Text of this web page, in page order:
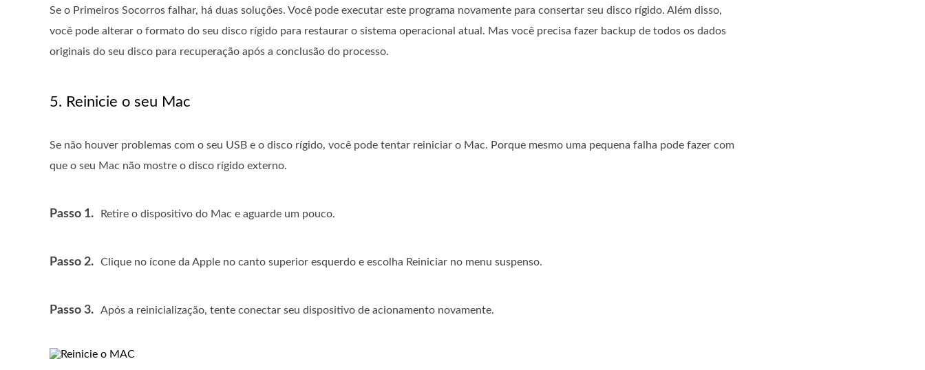
Se o Primeiros Socorros falhar, há duas soluções. Você pode executar este programa novamente para consertar seu disco rígido. Além disso,
você pode alterar o formato do seu disco rígido para restaurar o sistema operacional atual. Mas você precisa fazer backup de todos os dados
originais do seu disco para recuperação após a conclusão do processo.
5. Reinicie o seu Mac
Se não houver problemas com o seu USB e o disco rígido, você pode tentar reiniciar o Mac. Porque mesmo uma pequena falha pode fazer com
que o seu Mac não mostre o disco rígido externo.
Passo 1. Retire o dispositivo do Mac e aguarde um pouco.
Passo 2. Clique no ícone da Apple no canto superior esquerdo e escolha Reiniciar no menu suspenso.
Passo 3. Após a reinicialização, tente conectar seu dispositivo de acionamento novamente.